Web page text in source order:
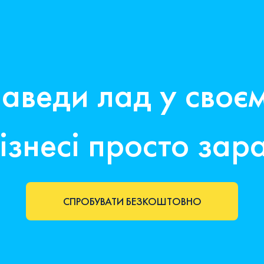
лад у
просто
СПРОБУВАТИ БЕЗКОШТОВНО